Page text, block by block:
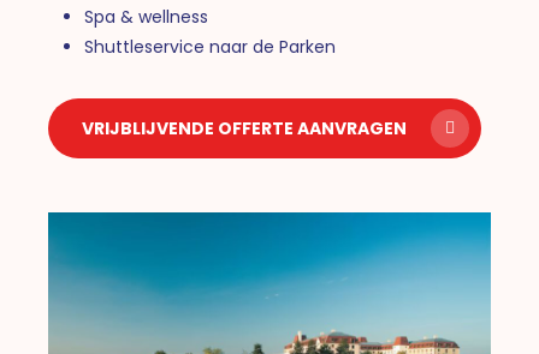
Spa & wellness
Shuttleservice naar de Parken
VRIJBLIJVENDE OFFERTE AANVRAGEN